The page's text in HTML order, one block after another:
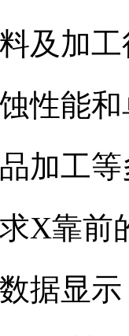
及加
性能
加工
X靠前
据显